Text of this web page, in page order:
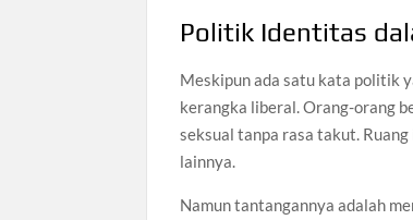
Politik Identitas
Meskipun ada satu kata politik
kerangka liberal. Orang-orang
seksual tanpa rasa takut.
lainnya.
Namun tantangannya adalah